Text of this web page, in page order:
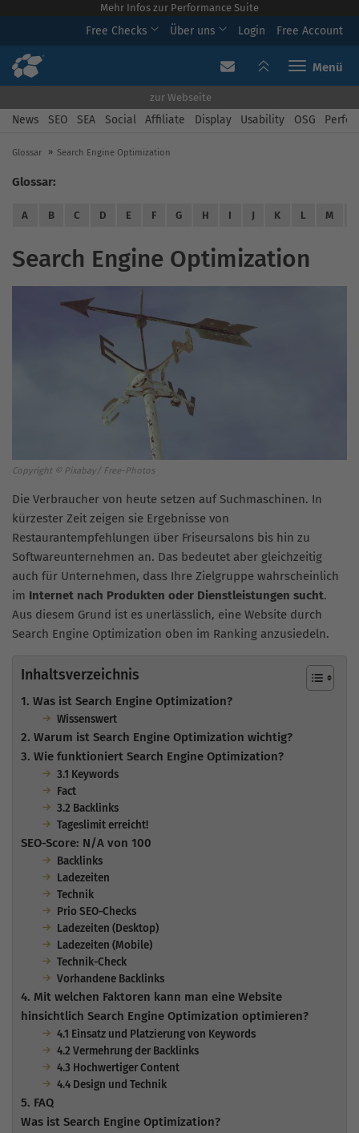
Mehr Infos zur Performance Suite
Free Checks Über uns Login Free Account
Toggle
zur Webseite
News SEO SEA Social Affiliate Display Usability OSG
Glossar Search Engine Optimization
Glossar:
A B C D E F G H I J K L M
Search Engine Optimization
Copyright © Pixabay/ Free-Photos
Die Verbraucher von heute setzen auf Suchmaschinen. In
kürzester Zeit zeigen sie Ergebnisse von
Restaurantempfehlungen über Friseursalons bis hin zu
Softwareunternehmen an. Das bedeutet aber gleichzeitig
auch für Unternehmen, dass Ihre Zielgruppe wahrscheinlich
im Internet nach Produkten oder Dienstleistungen sucht.
Aus diesem Grund ist es unerlässlich, eine Website durch
Search Engine Optimization oben im Ranking anzusiedeln.
Inhaltsverzeichnis
1. Was ist Search Engine Optimization?
Wissenswert
2. Warum ist Search Engine Optimization wichtig?
3. Wie funktioniert Search Engine Optimization?
3.1 Keywords
Fact
3.2 Backlinks
Tageslimit erreicht!
SEO-Score: N/A von 100
Backlinks
Ladezeiten
Technik
Prio SEO-Checks
Ladezeiten (Desktop)
Ladezeiten (Mobile)
Technik-Check
Vorhandene Backlinks
4. Mit welchen Faktoren kann man eine Website
hinsichtlich Search Engine Optimization optimieren?
4.1 Einsatz und Platzierung von Keywords
4.2 Vermehrung der Backlinks
4.3 Hochwertiger Content
4.4 Design und Technik
5. FAQ
Was ist Search Engine Optimization?